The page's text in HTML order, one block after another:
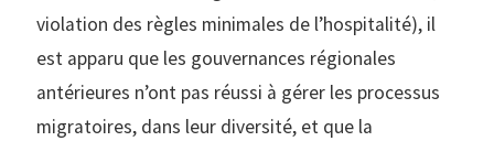
violation des règles minimales de l’hospitalité), il
est apparu que les gouvernances régionales
antérieures n’ont pas réussi à gérer les processus
migratoires, dans leur diversité, et que la